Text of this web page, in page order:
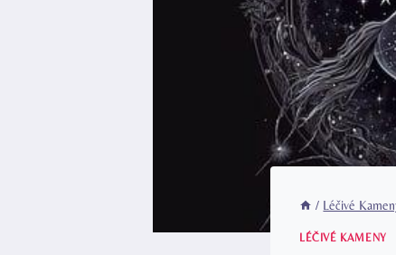
/ Léčivé
LÉČIVÉ KAMENY